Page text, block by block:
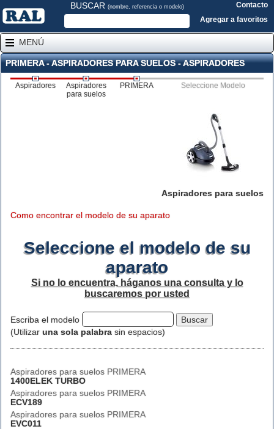
BUSCAR (nombre, referencia o modelo)
Contacto
Agregar a favoritos
MENÚ
PRIMERA - ASPIRADORES PARA SUELOS - ASPIRADORES
Aspiradores
Aspiradores
para suelos
PRIMERA Seleccione Modelo
Aspiradores para suelos
Como encontrar el modelo de su aparato
Seleccione el modelo de su
aparato
Si no lo encuentra, háganos una consulta y lo
buscaremos por usted
Escriba el modelo
(Utilizar una sola palabra sin espacios)
Aspiradores para suelos PRIMERA
1400ELEK TURBO
Aspiradores para suelos PRIMERA
ECV189
Aspiradores para suelos PRIMERA
EVC011